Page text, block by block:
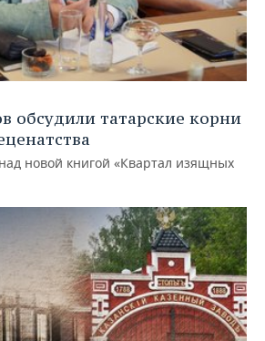
обсудили татарские корни
новой книгой «Квартал изящных